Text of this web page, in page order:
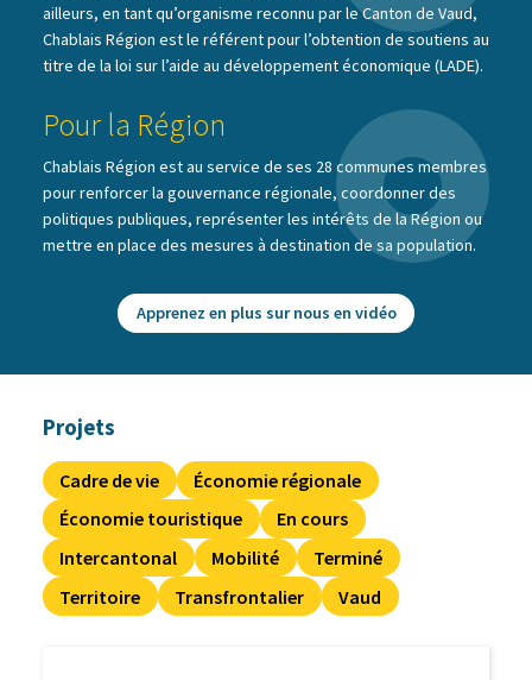
ailleurs, en tant qu’organisme reconnu par le Canton de Vaud,
Chablais Région est le référent pour l’obtention de soutiens au
titre de la loi sur l’aide au développement économique (LADE).
Pour la Région
Chablais Région est au service de ses 28 communes membres
pour renforcer la gouvernance régionale, coordonner des
politiques publiques, représenter les intérêts de la Région ou
mettre en place des mesures à destination de sa population.
Apprenez en plus sur nous en vidéo
Projets
Cadre de vie
Économie régionale
Économie touristique
En cours
Intercantonal
Mobilité
Terminé
Territoire
Transfrontalier Vaud